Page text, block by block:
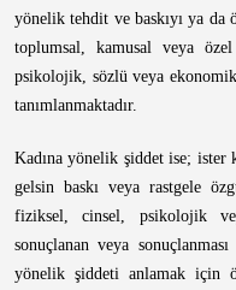
yönelik tehdit ve baskıyı ya
toplumsal, kamusal veya
psikolojik, sözlü veya
tanımlanmaktadır.
Kadına yönelik şiddet ise; ister
gelsin baskı veya rastgele
fiziksel, cinsel, psikolojik
sonuçlanan veya
yönelik şiddeti anlamak için